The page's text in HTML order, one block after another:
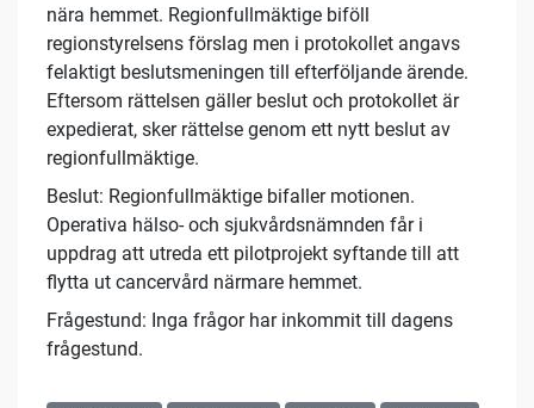
nära hemmet. Regionfullmäktige biföll
regionstyrelsens förslag men i protokollet angavs
felaktigt beslutsmeningen till efterföljande ärende.
Eftersom rättelsen gäller beslut och protokollet är
expedierat, sker rättelse genom ett nytt beslut av
regionfullmäktige.
Beslut: Regionfullmäktige bifaller motionen.
Operativa hälso- och sjukvårdsnämnden får i
uppdrag att utreda ett pilotprojekt syftande till att
flytta ut cancervård närmare hemmet.
Frågestund: Inga frågor har inkommit till dagens
frågestund.